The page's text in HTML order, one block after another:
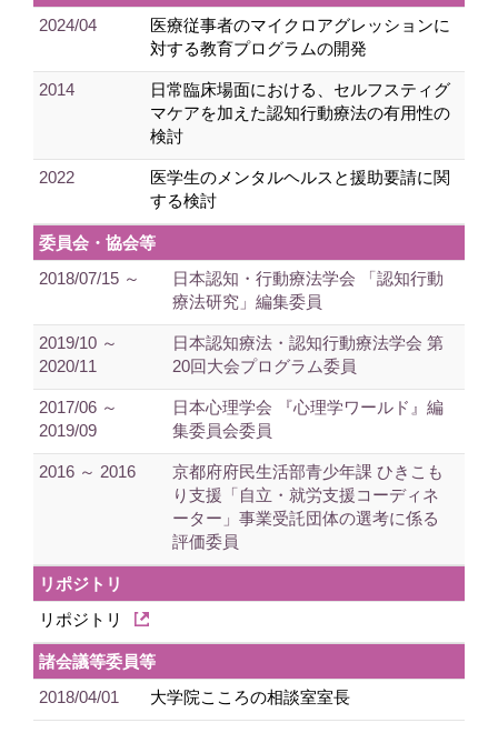
2024/04
医療従事者のマイクロアグレッションに
対する教育プログラムの開発
2014
日常臨床場面における、セルフスティグ
マケアを加えた認知行動療法の有用性の
検討
2022
医学生のメンタルヘルスと援助要請に関
する検討
委員会・協会等
2018/07/15 ～
日本認知・行動療法学会 「認知行動
療法研究」編集委員
2019/10 ～
2020/11
日本認知療法・認知行動療法学会 第
20回大会プログラム委員
2017/06 ～
2019/09
日本心理学会 『心理学ワールド』編
集委員会委員
2016 ～ 2016
京都府府民生活部青少年課 ひきこも
り支援「自立・就労支援コーディネ
ーター」事業受託団体の選考に係る
評価委員
リポジトリ
リポジトリ
諸会議等委員等
2018/04/01
大学院こころの相談室室長